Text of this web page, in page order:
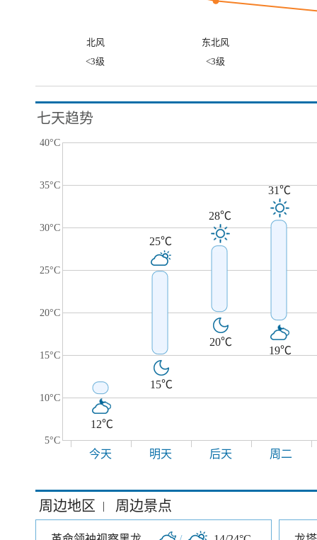
北风
东北风
<3级
<3级
七天趋势
40°C
35°C
30°C
25°C
20°C
15°C
10°C
5°C
12℃
25℃
15℃
28℃
20℃
31℃
19℃
今天 明天 后天 周二
周边地区 | 周边景点